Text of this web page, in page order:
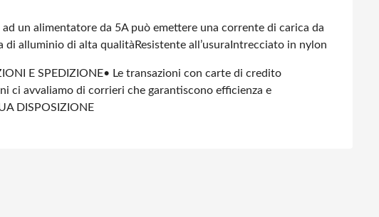
un alimentatore da 5A può emettere una corrente di carica da
di alluminio di alta qualità Resistente all’usura Intrecciato in nylon
E SPEDIZIONE• Le transazioni con carte di credito
ci avvaliamo di corrieri che garantiscono efficienza e
DISPOSIZIONE